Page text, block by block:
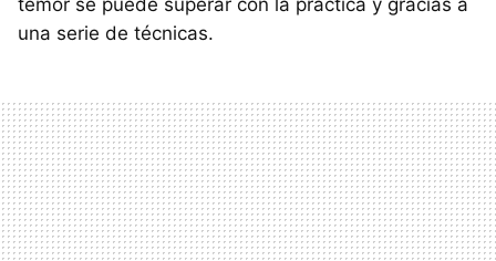
una serie de técnicas.